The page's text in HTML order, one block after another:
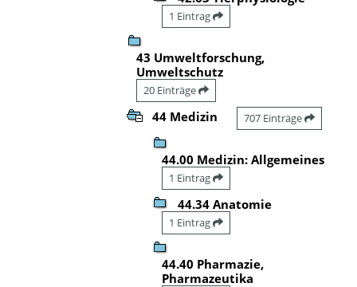
1 Eintrag
43 Umweltforschung,
Umweltschutz
20 Einträge
44 Medizin 707 Einträge
44.00 Medizin: Allgemeines
1 Eintrag
44.34 Anatomie
1 Eintrag
44.40 Pharmazie,
Pharmazeutika